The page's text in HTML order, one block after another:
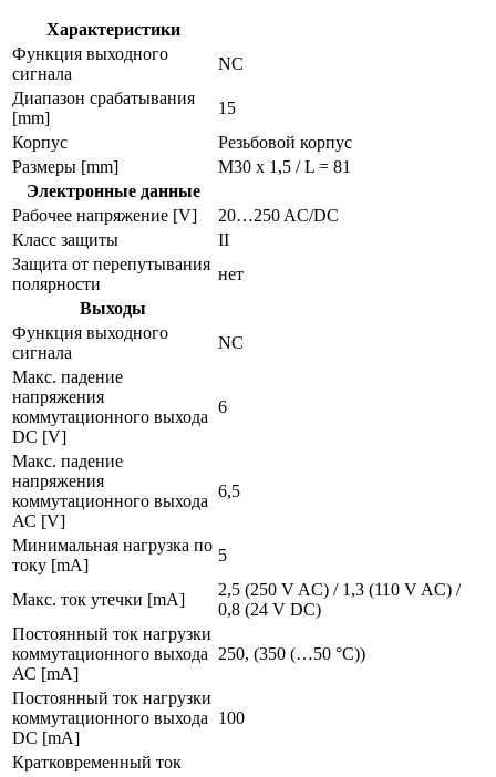
Характеристики
Функция выходного
сигнала
NC
Диапазон срабатывания
[mm]
15
Корпус
Резьбовой корпус
Размеры [mm]
M30 x 1,5 / L = 81
Электронные данные
Рабочее напряжение [V]
20…250 AC/DC
Класс защиты
II
Защита от перепутывания
полярности
нет
Выходы
Функция выходного
сигнала
NC
Макс. падение
напряжения
коммутационного выхода
DC [V]
6
Макс. падение
напряжения
коммутационного выхода
АС [V]
6,5
Минимальная нагрузка по
току [mA]
5
Макс. ток утечки [mA]
2,5 (250 V AC) / 1,3 (110 V AC) /
0,8 (24 V DC)
Постоянный ток нагрузки
коммутационного выхода
АС [mA]
250, (350 (…50 °C))
Постоянный ток нагрузки
коммутационного выхода
DC [mA]
100
Кратковременный ток